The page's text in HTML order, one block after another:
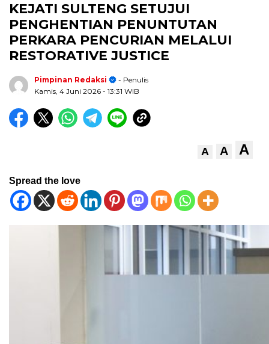
KEJATI SULTENG SETUJUI
PENGHENTIAN PENUNTUTAN
PERKARA PENCURIAN MELALUI
RESTORATIVE JUSTICE
Pimpinan Redaksi
- Penulis
Kamis, 4 Juni 2026 - 13:31 WIB
A A A
Spread the love